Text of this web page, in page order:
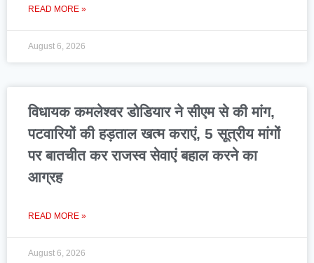
READ MORE »
August 6, 2026
विधायक कमलेश्वर डोडियार ने सीएम से की मांग,
पटवारियों की हड़ताल खत्म कराएं, 5 सूत्रीय मांगों
पर बातचीत कर राजस्व सेवाएं बहाल करने का
आग्रह
READ MORE »
August 6, 2026